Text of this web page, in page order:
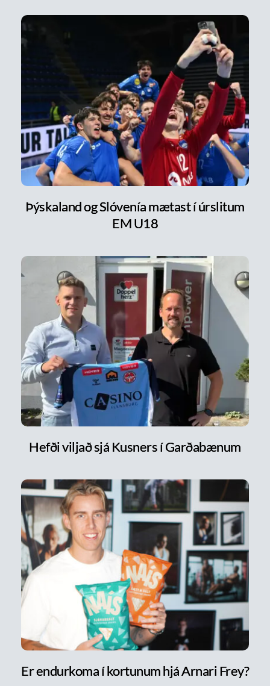
Þýskaland og Slóvenía mætast í úrslitum
EM U18
Hefði viljað sjá Kusners í Garðabænum
Er endurkoma í kortunum hjá Arnari Frey?